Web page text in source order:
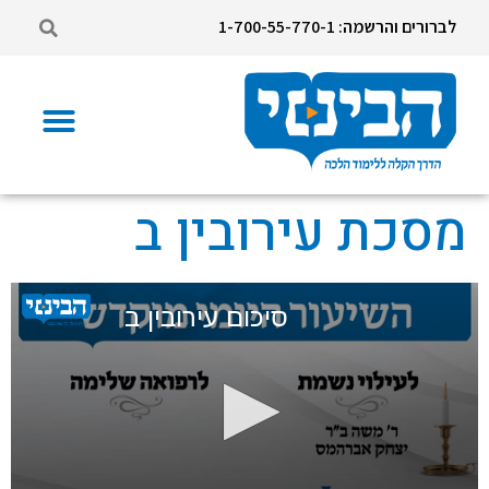
לברורים והרשמה: 1-700-55-770-1
מסכת עירובין ב
סיכום עירובין ב